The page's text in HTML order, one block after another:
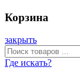
Корзина
закрыть
Где искать?